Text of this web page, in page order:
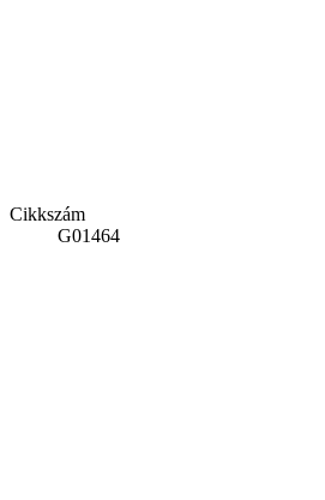
Cikkszám
G01464